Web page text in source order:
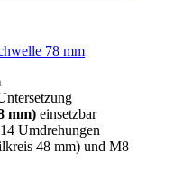
78 mm
mm) einsetzbar
Umdrehungen
48 mm) und M8